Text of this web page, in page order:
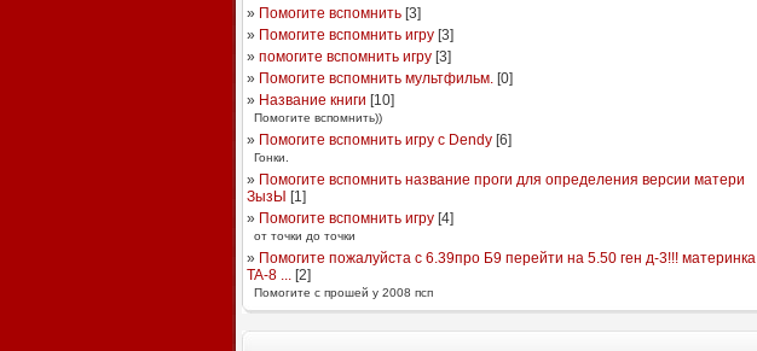
» Помогите вспомнить[3]
» Помогите вспомнить игру[3]
» помогите вспомнить игру[3]
» Помогите вспомнить мультфильм.[0]
» Название книги [10]
Помогите вспомнить))
» Помогите вспомнить игру с Dendy[6]
Гонки.
» Помогите вспомнить название проги для определения версии матери
ЗызЫ [1]
» Помогите вспомнить игру[4]
от точки до точки
» Помогите пожалуйста с 6.39про Б9 перейти на 5.50 ген д-3!!! материнка
TA-8 ...[2]
Помогите с прошей у 2008 псп